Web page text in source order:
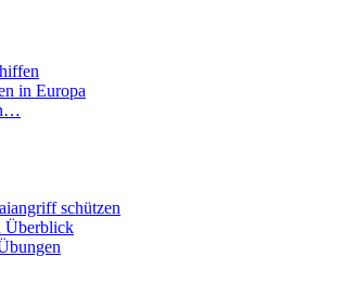
in Europa
schützen
Überblick